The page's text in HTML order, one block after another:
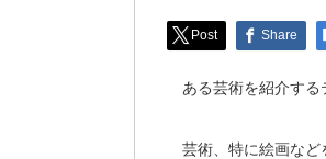
Post Share
ある芸術を紹介する
芸術、特に絵画など